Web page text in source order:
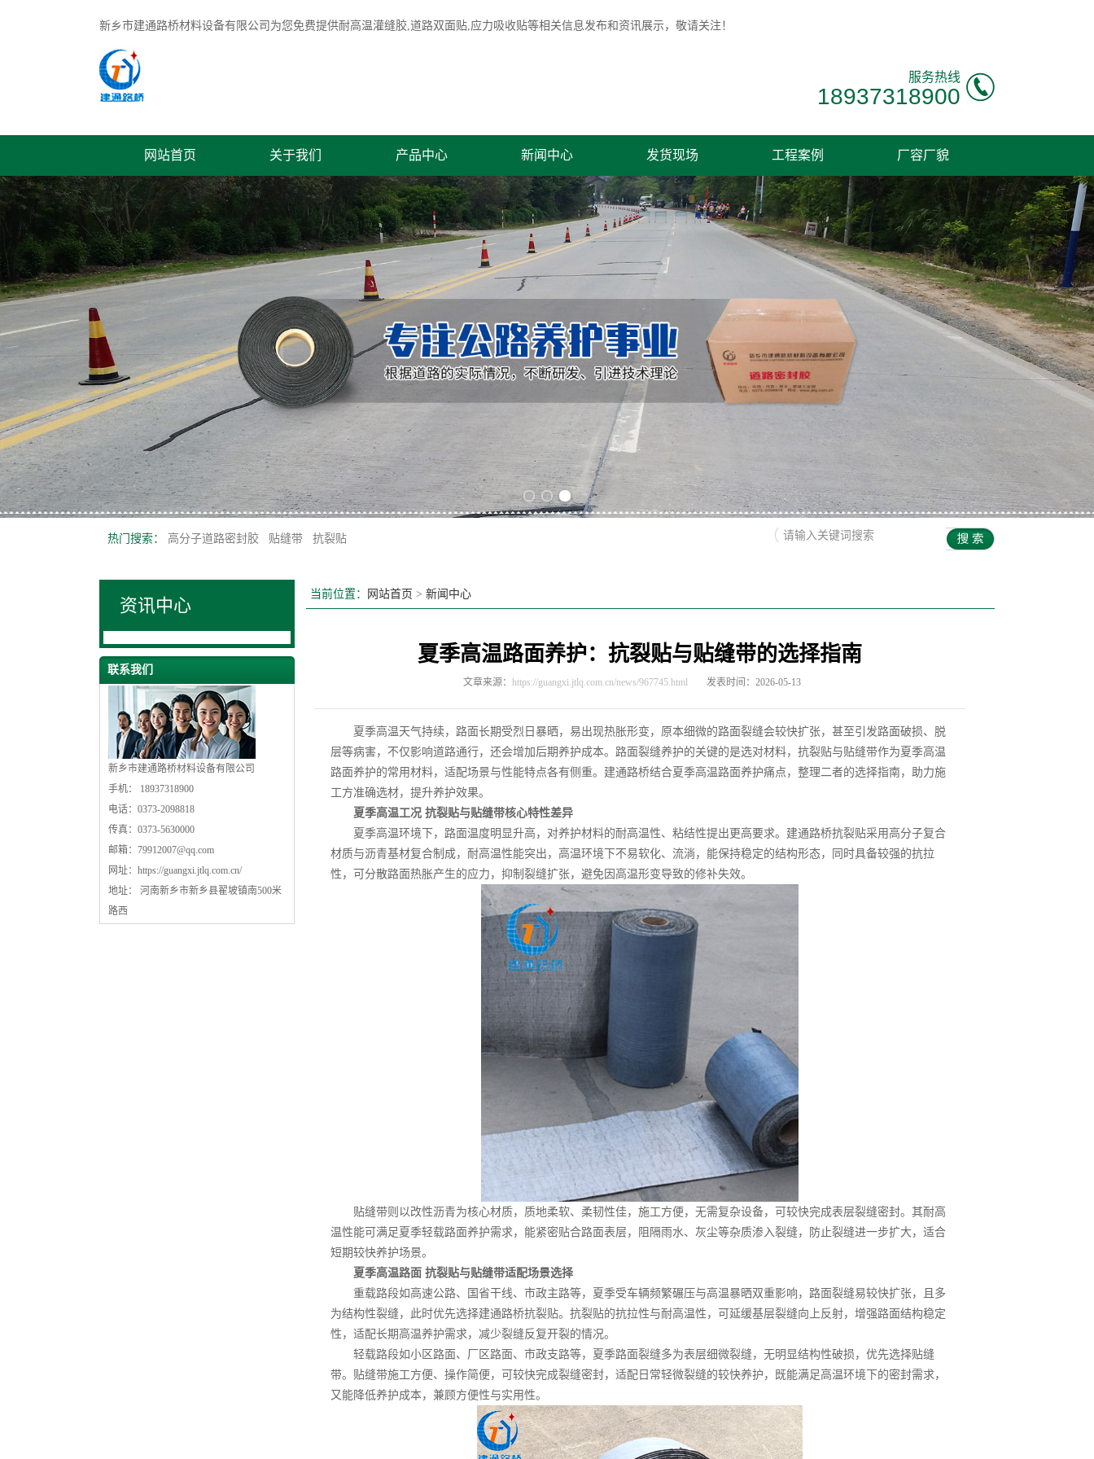
新乡市建通路桥材料设备有限公司为您免费提供耐高温灌缝胶,道路双面贴,应力吸收贴等相关信息发布和资讯展示，敬请关注！
服务热线
18937318900
网站首页 关于我们 产品中心 新闻中心 发货现场 工程案例 厂容厂貌
联系我们
热门搜索： 高分子道路密封胶 贴缝带 抗裂贴
资讯中心
联系我们
新乡市建通路桥材料设备有限公司
手机： 18937318900
电话：0373-2098818
传真：0373-5630000
邮箱： 79912007@qq.com
网址： https://guangxi.jtlq.com.cn/
地址： 河南新乡市新乡县翟坡镇南500米
路西
当前位置： 网站首页 > 新闻中心
夏季高温路面养护：抗裂贴与贴缝带的选择指南
文章来源： https://guangxi.jtlq.com.cn/news/967745.html 发表时间：2026-05-13
夏季高温天气持续，路面长期受烈日暴晒，易出现热胀形变，原本细微的路面裂缝会较快扩张，甚至引发路面破损、脱
层等病害，不仅影响道路通行，还会增加后期养护成本。路面裂缝养护的关键的是选对材料，抗裂贴与贴缝带作为夏季高温
路面养护的常用材料，适配场景与性能特点各有侧重。建通路桥结合夏季高温路面养护痛点，整理二者的选择指南，助力施
工方准确选材，提升养护效果。
夏季高温工况 抗裂贴与贴缝带核心特性差异
夏季高温环境下，路面温度明显升高，对养护材料的耐高温性、粘结性提出更高要求。建通路桥抗裂贴采用高分子复合
材质与沥青基材复合制成，耐高温性能突出，高温环境下不易软化、流淌，能保持稳定的结构形态，同时具备较强的抗拉
性，可分散路面热胀产生的应力，抑制裂缝扩张，避免因高温形变导致的修补失效。
贴缝带则以改性沥青为核心材质，质地柔软、柔韧性佳，施工方便，无需复杂设备，可较快完成表层裂缝密封。其耐高
温性能可满足夏季轻载路面养护需求，能紧密贴合路面表层，阻隔雨水、灰尘等杂质渗入裂缝，防止裂缝进一步扩大，适合
短期较快养护场景。
夏季高温路面 抗裂贴与贴缝带适配场景选择
重载路段如高速公路、国省干线、市政主路等，夏季受车辆频繁碾压与高温暴晒双重影响，路面裂缝易较快扩张，且多
为结构性裂缝，此时优先选择建通路桥抗裂贴。抗裂贴的抗拉性与耐高温性，可延缓基层裂缝向上反射，增强路面结构稳定
性，适配长期高温养护需求，减少裂缝反复开裂的情况。
轻载路段如小区路面、厂区路面、市政支路等，夏季路面裂缝多为表层细微裂缝，无明显结构性破损，优先选择贴缝
带。贴缝带施工方便、操作简便，可较快完成裂缝密封，适配日常轻微裂缝的较快养护，既能满足高温环境下的密封需求，
又能降低养护成本，兼顾方便性与实用性。